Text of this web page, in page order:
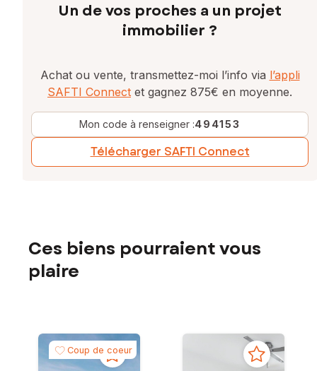
Un de vos proches a un projet
immobilier ?
Achat ou vente, transmettez-moi l’info via l’appli
SAFTI Connect et gagnez 875€ en moyenne.
Mon code à renseigner :494153
Télécharger SAFTI Connect
Ces biens pourraient vous
plaire
Coup de coeur